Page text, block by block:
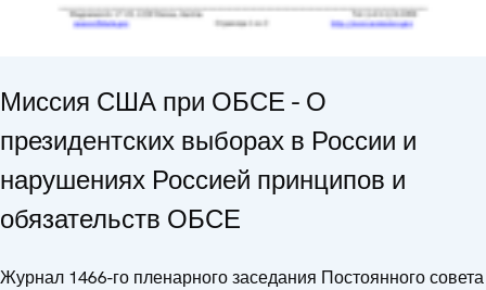
Миссия США при ОБСЕ - О
президентских выборах в России и
нарушениях Россией принципов и
обязательств ОБСЕ
Журнал 1466-го пленарного заседания Постоянного совета